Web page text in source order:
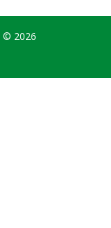
© 2026